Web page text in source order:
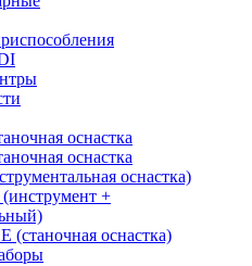
оснастка
оснастка
оснастка)
+
(станочная оснастка)